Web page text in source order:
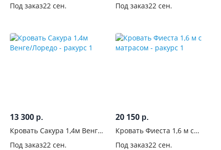
Под заказ22 сен. Под заказ22 сен.
13 300 р.
Кровать Сакура 1,4м Венге/
Под заказ22 сен.
20 150 р.
Кровать Фиеста 1,6 м с
Под заказ22 сен.
тумбами
Матрас в
комплекте